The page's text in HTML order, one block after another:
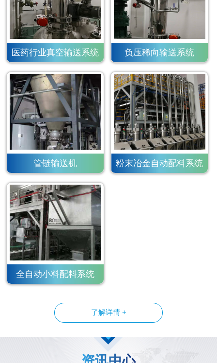
医药行业真空输送系统 负压稀向输送系统
管链输送机 粉末冶金自动配料系统
全自动小料配料系统
了解详情 +